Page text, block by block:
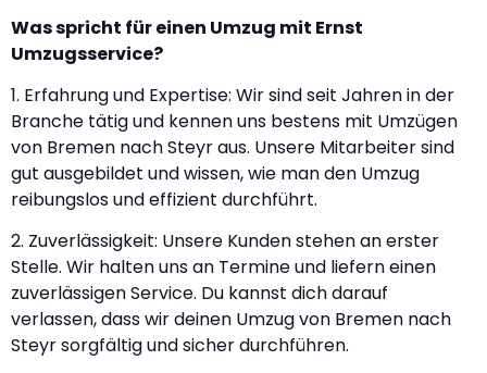
Was spricht für einen Umzug mit Ernst
Umzugsservice?
1. Erfahrung und Expertise: Wir sind seit Jahren in der
Branche tätig und kennen uns bestens mit Umzügen
von Bremen nach Steyr aus. Unsere Mitarbeiter sind
gut ausgebildet und wissen, wie man den Umzug
reibungslos und effizient durchführt.
2. Zuverlässigkeit: Unsere Kunden stehen an erster
Stelle. Wir halten uns an Termine und liefern einen
zuverlässigen Service. Du kannst dich darauf
verlassen, dass wir deinen Umzug von Bremen nach
Steyr sorgfältig und sicher durchführen.